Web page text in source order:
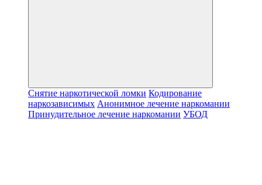
Снятие наркотической ломки Кодирование
наркозависимых Анонимное лечение наркомании
Принудительное лечение наркомании УБОД